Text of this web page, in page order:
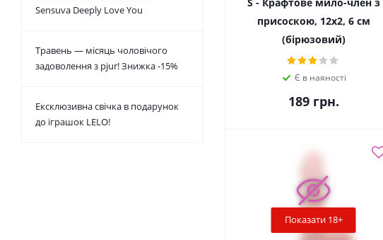
присоскою, 12х2, 6 см
(бірюзовий)
Є в наяності
189грн.
Показати 18+
Sensuva Deeply Love You
Травень — місяць чоловічого
задоволення з pjur! Знижка -15%
Ексклюзивна свічка в подарунок
до іграшок LELO!